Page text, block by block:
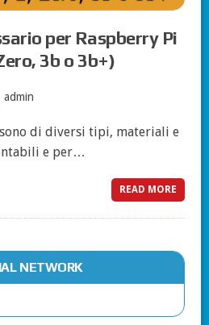
per Raspberry Pi
3b o 3b+)
admin
sono di diversi tipi, materiali e
e per…
READ MORE
NETWORK